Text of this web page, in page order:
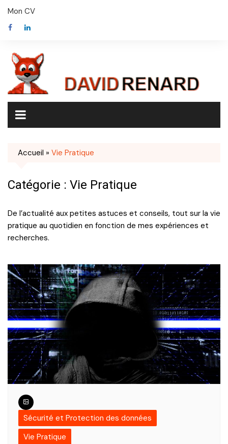
Skip
content
Mon CV
Accueil » Vie Pratique
Catégorie : Vie Pratique
De l’actualité aux petites astuces et conseils, tout sur la vie
pratique au quotidien en fonction de mes expériences et
recherches.
Sécurité et Protection des données
Vie Pratique